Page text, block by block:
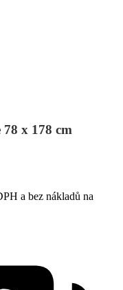
x 178 cm
a bez nákladů na